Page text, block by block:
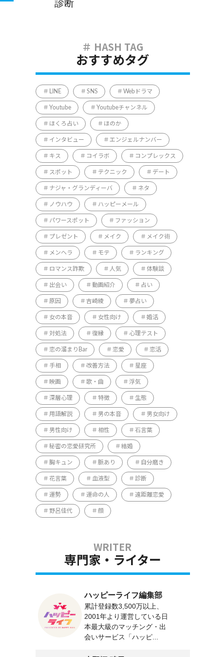
診断
おすすめタグ
LINE SNS Webドラマ
Youtube Youtubeチャンネル
ほくろ占い ほのか
インタビュー エンジェルナンバー
キス コイラボ コンプレックス
スポット テクニック デート
ナジャ・グランディーバ ネタ
ノウハウ ハッピーメール
パワースポット ファッション
プレゼント メイク メイク術
メンヘラ モテ ランキング
ロマンス詐欺 人気 体験談
出会い 動画紹介 占い
原因 吉崎綾 夢占い
女の本音 女性向け 婚活
対処法 復縁 心理テスト
恋の溜まりBar 恋愛 恋活
手相 改善方法 星座
映画 歌・曲 浮気
深層心理 特徴 生態
用語解説 男の本音 男女向け
男性向け 相性 石言葉
秘密の恋愛研究所 結婚
胸キュン 脈あり 自分磨き
花言葉 血液型 診断
運勢 運命の人 遠距離恋愛
野呂佳代 顔
専門家・ライター
ハッピーライフ編集部
累計登録数3,500万以上、
2001年より運営している日
本最大級のマッチング・出
会いサービス「ハッピ...